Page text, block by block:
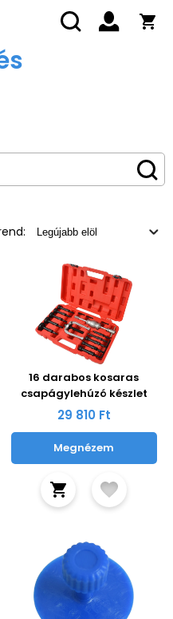
16 darabos kosaras
csapágylehúzó készlet
29 810 Ft
Megnézem